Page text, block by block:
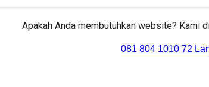
Apakah Anda membutuhkan website? Kami
081 804 1010 72